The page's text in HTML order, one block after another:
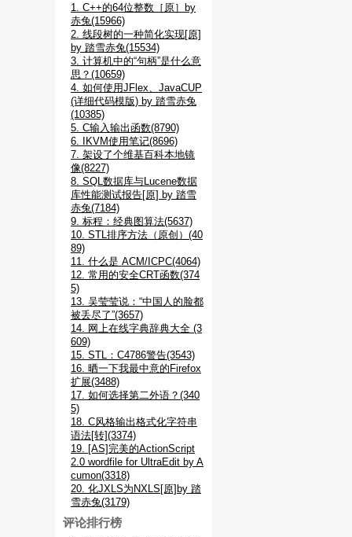
1. C++的64位整数［原］by
赤兔(15966)
2. 线段树的一种简化实现[原]
by 踏雪赤兔(15534)
3. 计算机中的“句柄”是什么意
思？(10659)
4. 如何使用JFlex、JavaCUP
(详细代码模版) by 踏雪赤兔
(10385)
5. C输入输出函数(8790)
6. IKVM使用笔记(8696)
7. 架设了个维基百科本地镜
像(8227)
8. SQL数据库与Lucene数据
库性能测试报告[原] by 踏雪
赤兔(7184)
9. 标程：经典图算法(5637)
10. STL排序方法（原创）(40
89)
11. 什么是 ACM/ICPC(4064)
12. 常用的安全CRT函数(374
5)
13. 吴莹莹说：“中国人的脸都
被丢尽了”(3657)
14. 网上在线字典辞典大全 (3
609)
15. STL：C4786警告(3543)
16. 晒一下我最中意的Firefox
扩展(3488)
17. 如何选择第二外语？(340
5)
18. C风格输出格式化字符串
语法[转](3374)
19. [AS]完美的ActionScript
2.0 wordfile for UltraEdit by A
cumon(3318)
20. 化JXLS为NXLS[原]by 踏
雪赤兔(3179)
评论排行榜